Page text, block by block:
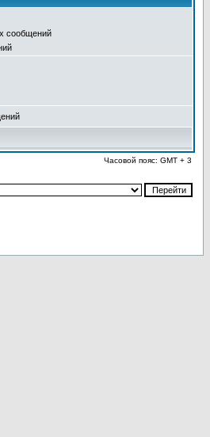
сообщений
Часовой пояс: GMT + 3